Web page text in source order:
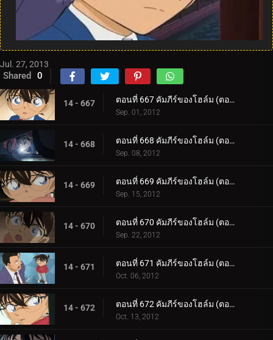
Jul. 27, 2013
Shared 0
14 - 667 ตอนที่ 667 คัมภีร์ของโฮล์ม (ตอน 1)
Sep. 01, 2012
14 - 668 ตอนที่ 668 คัมภีร์ของโฮล์ม (ตอน 2)
Sep. 08, 2012
14 - 669 ตอนที่ 669 คัมภีร์ของโฮล์ม (ตอน 3)
Sep. 15, 2012
14 - 670 ตอนที่ 670 คัมภีร์ของโฮล์ม (ตอน 4)
Sep. 22, 2012
14 - 671 ตอนที่ 671 คัมภีร์ของโฮล์ม (ตอน 5)
Oct. 06, 2012
14 - 672 ตอนที่ 672 คัมภีร์ของโฮล์ม (ตอน 6)
Oct. 13, 2012